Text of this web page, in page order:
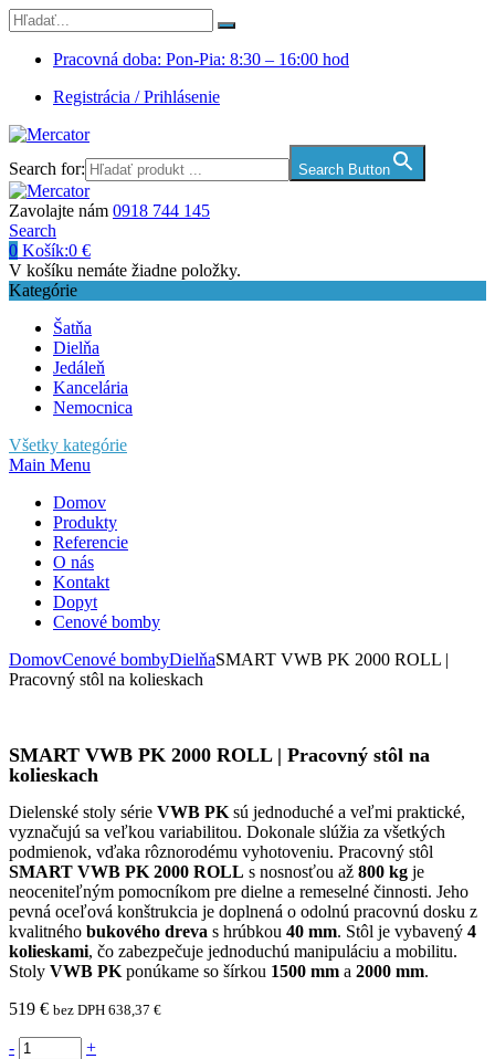
Pracovná doba: Pon-Pia: 8:30 – 16:00 hod
Registrácia / Prihlásenie
Search for: Search Button
Zavolajte nám 0918 744 145
Search
0 Košík:0 €
V košíku nemáte žiadne položky.
Kategórie
Šatňa
Dielňa
Jedáleň
Kancelária
Nemocnica
Všetky kategórie
Main Menu
Domov
Produkty
Referencie
O nás
Kontakt
Dopyt
Cenové bomby
DomovCenové bombyDielňaSMART VWB PK 2000 ROLL |
Pracovný stôl na kolieskach
SMART VWB PK 2000 ROLL | Pracovný stôl na
kolieskach
Dielenské stoly série VWB PK sú jednoduché a veľmi praktické,
vyznačujú sa veľkou variabilitou. Dokonale slúžia za všetkých
podmienok, vďaka rôznorodému vyhotoveniu. Pracovný stôl
SMART VWB PK 2000 ROLL s nosnosťou až 800 kg je
neoceniteľným pomocníkom pre dielne a remeselné činnosti. Jeho
pevná oceľová konštrukcia je doplnená o odolnú pracovnú dosku z
kvalitného bukového dreva s hrúbkou 40 mm. Stôl je vybavený 4
kolieskami, čo zabezpečuje jednoduchú manipuláciu a mobilitu.
Stoly VWB PK ponúkame so šírkou 1500 mm a 2000 mm.
519 € bez DPH 638,37 €
- +